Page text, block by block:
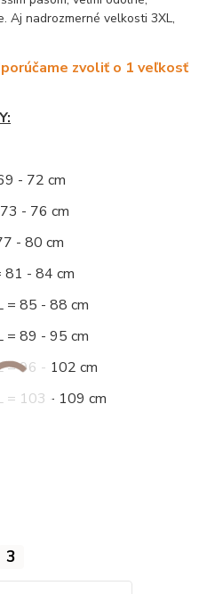
Aj nadrozmerné velkosti 3XL,
zvoliť o 1 veľkosť
72 cm
- 76 cm
80 cm
- 84 cm
85 - 88 cm
89 - 95 cm
96 - 102 cm
103 - 109 cm
3